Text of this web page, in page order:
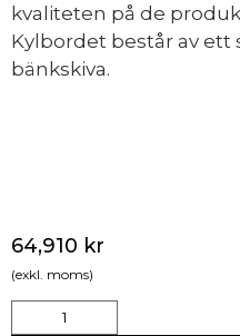
kvaliteten på de
Kylbordet består av
bänkskiva.
64,910 kr
(exkl. moms)